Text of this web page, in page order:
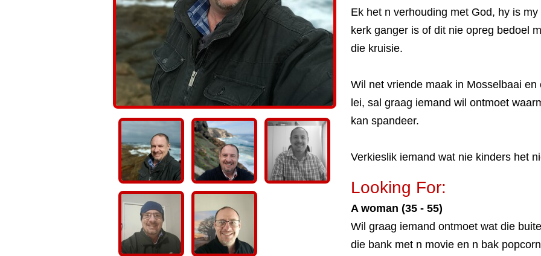
Ek het n verhouding met God, hy is
kerk ganger is of dit nie opreg bedoel
die kruisie.
Wil net vriende maak in Mosselbaai
lei, sal graag iemand wil ontmoet
kan spandeer.
Verkieslik iemand wat nie kinders het
Looking For:
A woman (35 - 55)
Wil graag iemand ontmoet wat die
die bank met n movie en n bak